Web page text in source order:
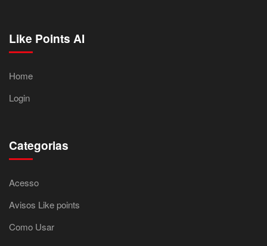
Like Points AI
Home
Login
Categorias
Acesso
Avisos Like points
Como Usar